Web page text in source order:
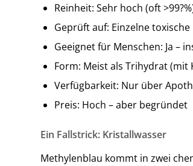
Reinheit: Sehr hoch (oft
Geprüft auf: Einzelne
Geeignet für Menschen: Ja –
Form: Meist als Trihydrat
Verfügbarkeit: Nur über
Preis: Hoch – aber begründet
Ein Fallstrick: Kristallwasser
Methylenblau kommt in zwei